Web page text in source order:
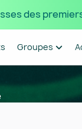
des
Groupes